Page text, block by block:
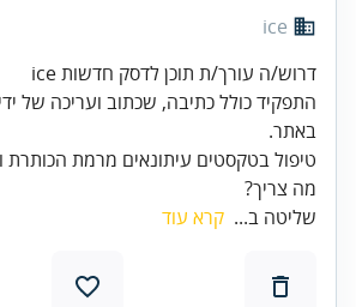
ice
התפקיד כולל כתיבה, שכתוב ועריכה של
טיפול בטקסטים עיתונאים מרמת הכותרת
מה צריך?
שליטה ב... קרא עוד